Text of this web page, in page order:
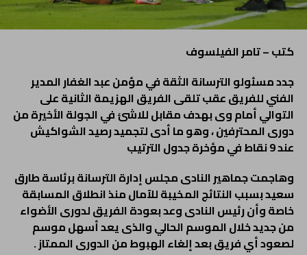
كتب – تامر الفيلسوف
جدد مسئولو الترسانة الثقة في مؤمن عبد الغفار المدير
الفني للفريق عقب تلقى الفريق الهزيمة الثانية على
التوالي أمام وى بهدف مقابل للاشئ في الجولة الأخيرة من
دورى المحترفين ، وهو ما أدى لتجميد رصيد الشواكيش
عند 9 نقاط في مؤخرة جدول الترتيب
وهاجمت جماهير النادى مجلس إدارة الترسانة برئاسة طارق
سعيد بسبب النتائج المخيبة للآمال منذ انطلاق المسابقة
خاصة وأن رئيس النادى وعد بعودة الفريق لدورى الأضواء
من جديد خلال الموسم الحالي والذى يعد أسهل موسم
لصعود أي فريق بعد إلغاء الهبوط من الدورى الممتاز .